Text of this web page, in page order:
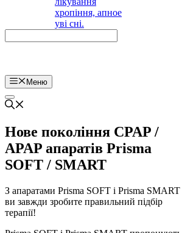
Меню
Нове покоління CPAP /
APAP апаратів Prisma
SOFT / SMART
З апаратами Prisma SOFT і Prisma SMART
ви завжди зробите правильний підбір
терапії!